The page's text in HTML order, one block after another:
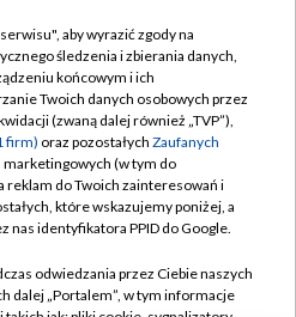
TVP
TVP
prywatności
zgody
Pomoc
Kontakt
aby wyrazić zgody na
śledzenia i zbierania danych,
końcowym i ich
Twoich danych osobowych przez
(zwaną dalej również „TVP”),
firm) oraz pozostałych Zaufanych
marketingowych (w tym do
reklam do Twoich zainteresowań i
które wskazujemy poniżej, a
nas identyfikatora PPID do Google.
odwiedzania przez Ciebie naszych
dalej „Portalem”, w tym informacje